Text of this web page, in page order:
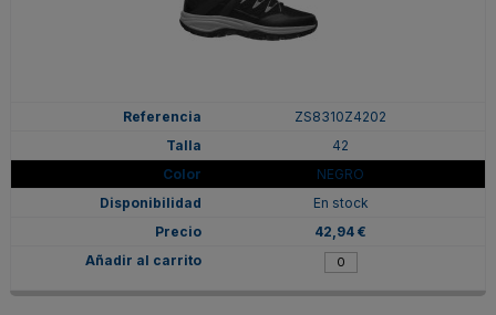
ZS8310Z4202
42
NEGRO
En stock
42,94 €